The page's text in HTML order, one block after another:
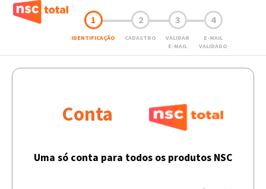
1
IDENTIFICAÇÃO
2
CADASTRO
3
VALIDAR
E-MAIL
4
E-MAIL
VALIDADO
Conta
Uma só conta para todos os produtos NSC